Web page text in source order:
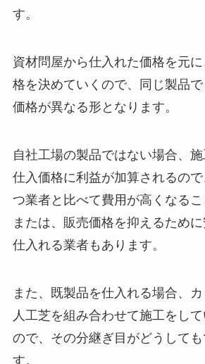
す。
資材問屋から仕入れた価格を元
格を決めていくので、同じ製品
価格が異なる形となります。
自社工場の製品ではない場合、
仕入価格に利益が加算されるの
つ業者と比べて費用が高くなるこ
または、販売価格を抑えるため
仕入れる業者もあります。
また、既製品を仕入れる場合、
人工芝を組み合わせて施工をし
ので、その分継ぎ目がどうして
す。